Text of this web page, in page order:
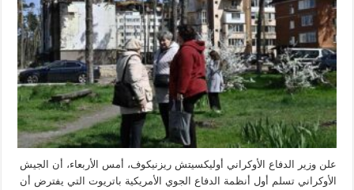
دفعة
من
صواريخ
باتريوت…
ولافروف
يدعو
لاتحاد
في
مواجهة
الغرب
مغلقة
علن وزير الدفاع الأوكراني أوليكسيتش ريزنيكوف، أمس الأربعاء، أن الجيش
الأوكراني تسلم أول أنظمة الدفاع الجوي الأمريكية باتريوت التي يفترض أن